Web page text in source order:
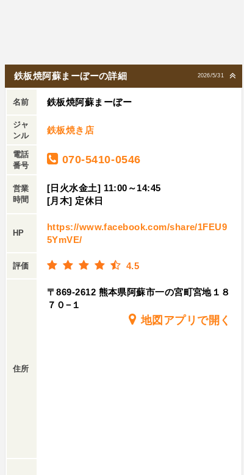
2026/5/31
鉄板焼阿蘇まーぼーの詳細
名前 鉄板焼阿蘇まーぼー
ジャ
ンル
鉄板焼き店
電話
番号
070-5410-0546
営業
時間
[日火水金土] 11:00～14:45
[月木] 定休日
HP
https://www.facebook.com/share/1FEU9
5YmVE/
評価 4.5
住所
〒869-2612 熊本県阿蘇市一の宮町宮地１８
７０−１
地図アプリで開く